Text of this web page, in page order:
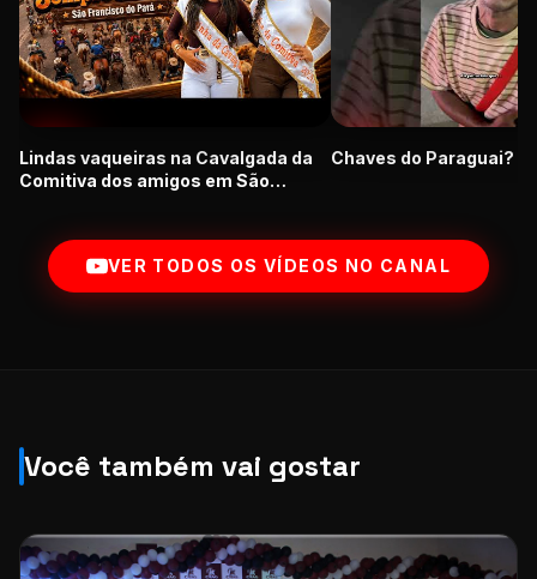
Lindas vaqueiras na Cavalgada da
Comitiva dos amigos em São
Chaves do Paraguai?
VER TODOS OS VÍDEOS NO CANAL
Você também vai gostar